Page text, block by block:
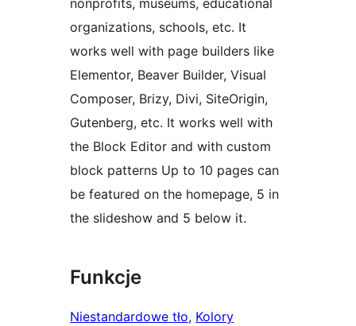
nonprofits, museums, educational
organizations, schools, etc. It
works well with page builders like
Elementor, Beaver Builder, Visual
Composer, Brizy, Divi, SiteOrigin,
Gutenberg, etc. It works well with
the Block Editor and with custom
block patterns Up to 10 pages can
be featured on the homepage, 5 in
the slideshow and 5 below it.
Funkcje
Niestandardowe tło, Kolory